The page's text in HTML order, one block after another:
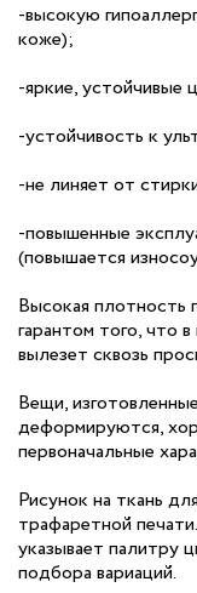
-высокую
коже);
-яркие, устойчивые
-устойчивость к
-не линяет от
-повышенные
(повышается
Высокая плотность
гарантом того, что
вылезет сквозь
Вещи,
деформируются,
первоначальные
Рисунок на ткань
трафаретной
указывает палитру
подбора вариаций.